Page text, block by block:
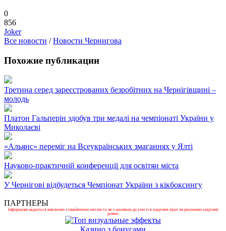
0
856
Joker
Все новости /Новости Чернигова
Похожие публикации
Третина серед зареєстрованих безробітних на Чернігівщині –
молодь
Платон Гальперін здобув три медалі на чемпіонаті України у
Миколаєві
«Альянс» переміг на Всеукраїнських змаганнях у Ялті
Науково-практичній конференції для освітян міста
У Чернігові відбудеться Чемпіонат України з кікбоксингу
ПАРТНЕРЫ
Інформація надається виключно з ознайомчою метою та не є закликом до участі в азартних іграх чи рекламою азартних
розваг.